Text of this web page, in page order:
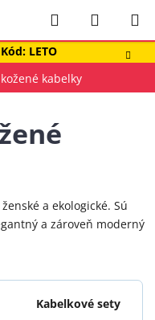
LETO
Hľadať
KOŠÍK
kabelky
a ekologické. Sú
a zároveň moderný
Kabelkové sety